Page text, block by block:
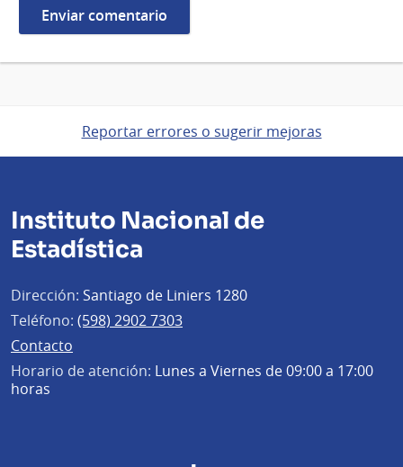
Reportar errores o sugerir mejoras
Instituto Nacional de
Estadística
Dirección: Santiago de Liniers 1280
Teléfono: (598) 2902 7303
Contacto
Horario de atención: Lunes a Viernes de 09:00 a 17:00
horas